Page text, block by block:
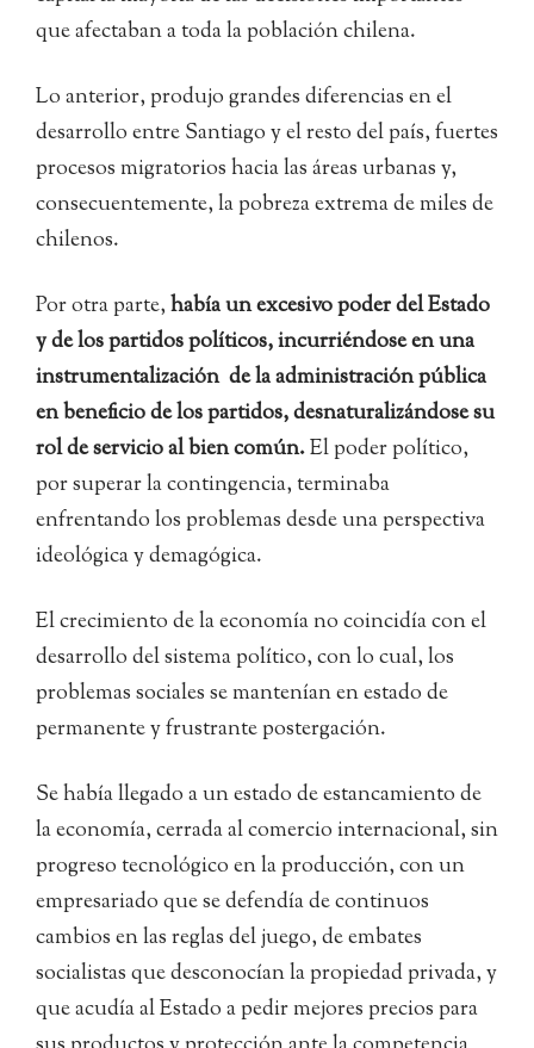
que afectaban a toda la población chilena.
Lo anterior, produjo grandes diferencias en el
desarrollo entre Santiago y el resto del país, fuertes
procesos migratorios hacia las áreas urbanas y,
consecuentemente, la pobreza extrema de miles de
chilenos.
Por otra parte,había un excesivo poder del Estado
y de los partidos políticos, incurriéndose en una
instrumentalización de la administración pública
en beneficio de los partidos, desnaturalizándose su
rol de servicio al bien común.El poder político,
por superar la contingencia, terminaba
enfrentando los problemas desde una perspectiva
ideológica y demagógica.
El crecimiento de la economía no coincidía con el
desarrollo del sistema político, con lo cual, los
problemas sociales se mantenían en estado de
permanente y frustrante postergación.
Se había llegado a un estado de estancamiento de
la economía, cerrada al comercio internacional, sin
progreso tecnológico en la producción, con un
empresariado que se defendía de continuos
cambios en las reglas del juego, de embates
socialistas que desconocían la propiedad privada, y
que acudía al Estado a pedir mejores precios para